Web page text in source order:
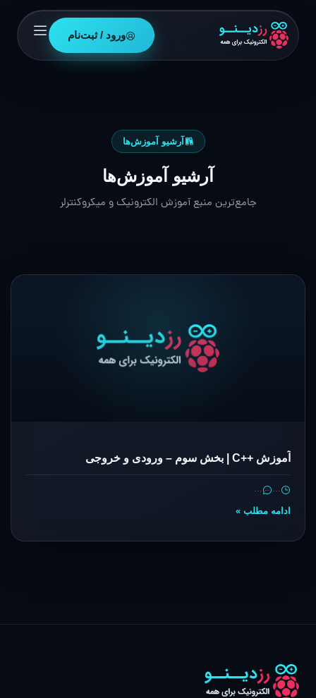
ورود / ثبت‌نام
آرشیو آموزش‌ها
آرشیو آموزش‌ها
جامع‌ترین منبع آموزش الکترونیک و میکروکنترلر
آموزش ++C | بخش سوم – ورودی و خروجی
…
…
ادامه مطلب »